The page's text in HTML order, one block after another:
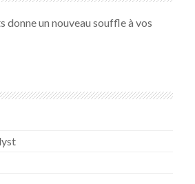
donne un nouveau souffle à vos